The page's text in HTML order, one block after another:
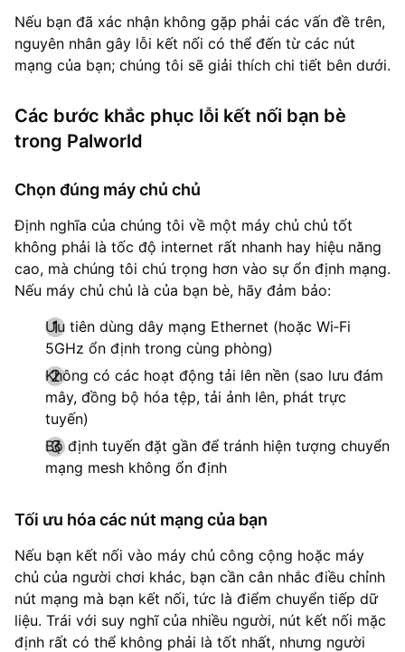
Nếu bạn đã xác nhận không gặp phải các vấn đề trên,
nguyên nhân gây lỗi kết nối có thể đến từ các nút
mạng của bạn; chúng tôi sẽ giải thích chi tiết bên dưới.
Các bước khắc phục lỗi kết nối bạn bè
trong Palworld
Chọn đúng máy chủ chủ
Định nghĩa của chúng tôi về một máy chủ chủ tốt
không phải là tốc độ internet rất nhanh hay hiệu năng
cao, mà chúng tôi chú trọng hơn vào sự ổn định mạng.
Nếu máy chủ chủ là của bạn bè, hãy đảm bảo:
Ưu tiên dùng dây mạng Ethernet (hoặc Wi‑Fi
5GHz ổn định trong cùng phòng)
Không có các hoạt động tải lên nền (sao lưu đám
mây, đồng bộ hóa tệp, tải ảnh lên, phát trực
tuyến)
Bộ định tuyến đặt gần để tránh hiện tượng chuyển
mạng mesh không ổn định
Tối ưu hóa các nút mạng của bạn
Nếu bạn kết nối vào máy chủ công cộng hoặc máy
chủ của người chơi khác, bạn cần cân nhắc điều chỉnh
nút mạng mà bạn kết nối, tức là điểm chuyển tiếp dữ
liệu. Trái với suy nghĩ của nhiều người, nút kết nối mặc
định rất có thể không phải là tốt nhất, nhưng người